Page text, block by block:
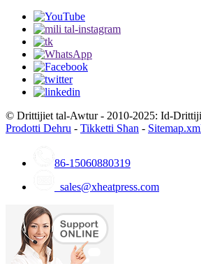
© Drittijiet tal-Awtur - 2010-2025: Id-
Prodotti Dehru - Tikketti Sħan -
86-15060880319
sales@xheatpress.com